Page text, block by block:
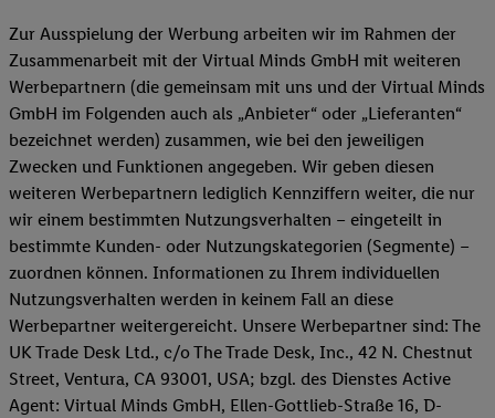
Zur Ausspielung der Werbung arbeiten wir im Rahmen der
Zusammenarbeit mit der Virtual Minds GmbH mit weiteren
Werbepartnern (die gemeinsam mit uns und der Virtual Minds
GmbH im Folgenden auch als „Anbieter“ oder „Lieferanten“
bezeichnet werden) zusammen, wie bei den jeweiligen
Zwecken und Funktionen angegeben. Wir geben diesen
weiteren Werbepartnern lediglich Kennziffern weiter, die nur
wir einem bestimmten Nutzungsverhalten – eingeteilt in
bestimmte Kunden- oder Nutzungskategorien (Segmente) –
zuordnen können. Informationen zu Ihrem individuellen
Nutzungsverhalten werden in keinem Fall an diese
Werbepartner weitergereicht. Unsere Werbepartner sind: The
UK Trade Desk Ltd., c/o The Trade Desk, Inc., 42 N. Chestnut
Street, Ventura, CA 93001, USA; bzgl. des Dienstes Active
Agent: Virtual Minds GmbH, Ellen-Gottlieb-Straße 16, D-
Verknüpfung verschiedener Endgeräte, Identifikation von
automatisch übermittelter Informationen, Messung des Erfolgs
Werbekampagnen durch TTD und Nutzung der
Utiq-Technologie für digitales Marketing, sowie:
Verwendung genauer Standortdaten. Erstellung von Profilen
Werbung. Speichern von oder Zugriff auf Informationen auf
Entwicklung und Verbesserung der Angebote. Analyse von
Statistiken oder Kombinationen von Daten aus verschiedenen
Verwendung reduzierter Daten zur Auswahl von
Werbeleistung. Verwendung von Profilen zur Auswahl
Werbung.
Liste der Partner (Lieferanten)